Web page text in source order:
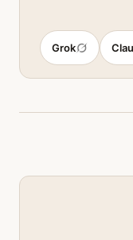
Grok